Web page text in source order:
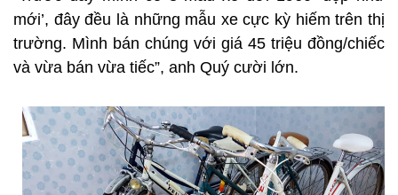
mới’, đây đều là những mẫu xe cực kỳ hiếm trên thị
trường. Mình bán chúng với giá 45 triệu đồng/chiếc
và vừa bán vừa tiếc”, anh Quý cười lớn.